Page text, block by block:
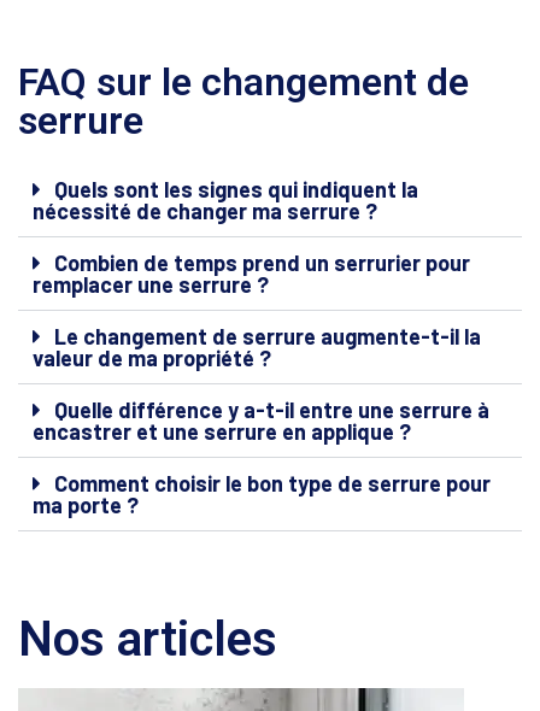
FAQ sur le changement de
serrure
Quels sont les signes qui indiquent la
nécessité de changer ma serrure ?
Combien de temps prend un serrurier pour
remplacer une serrure ?
Le changement de serrure augmente-t-il la
valeur de ma propriété ?
Quelle différence y a-t-il entre une serrure à
encastrer et une serrure en applique ?
Comment choisir le bon type de serrure pour
ma porte ?
Nos articles